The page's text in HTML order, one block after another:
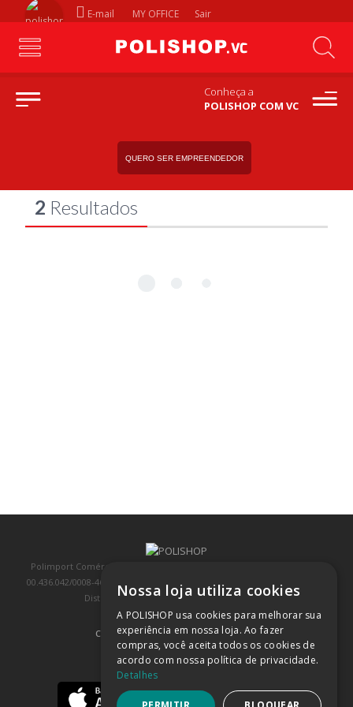
E-mail MY OFFICE Sair
Conheça a
POLISHOP COM VC
QUERO SER EMPREENDEDOR
barbeadores
2 Resultados
Polimport Comércio e Exportação LTDA, inscrita no CNPJ/MF sob o nº
00.436.042/0008-46, IE 407.458.707.103, com sede na Rua Kanebo, nº 175,
Distrito Industrial, Jundiaí/SP, CEP: 13213-090
COMPRA 100% SEGURA (SAIBA MAIS)
BAIXE NOSSO APP
Nossa loja utiliza cookies
A POLISHOP usa cookies para melhorar sua
experiência em nossa loja. Ao fazer
compras, você aceita todos os cookies de
acordo com nossa política de privacidade.
Detalhes